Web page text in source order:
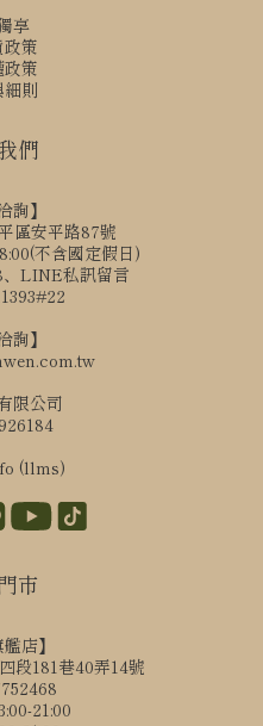
享
政策
政策
細則
們
詢】
區安平路87號
不含國定假日)
LINE私訊留言
詢】
限公司
(llms)
市
店】
段181巷40弄14號
21:00